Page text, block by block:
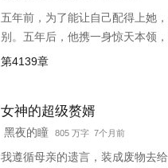
五年前，为了能让自己配得上她
别。五年后，他携一身惊天本领，
只是归来之时，竟发现自己多了一
第4139章
女神的超级赘婿
黑夜的瞳 805 万字 7个月前
我遵循母亲的遗言，装成废物去